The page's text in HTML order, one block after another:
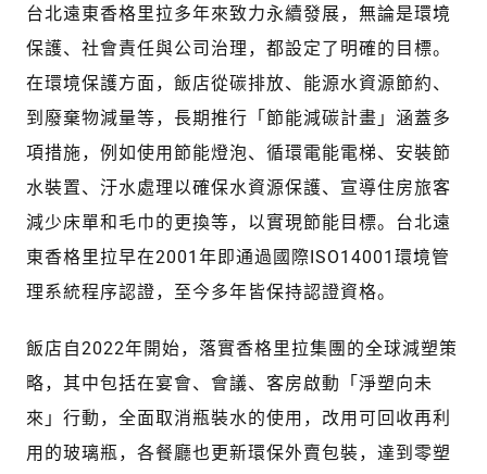
台北遠東香格里拉多年來致力永續發展，無論是環境
保護、社會責任與公司治理，都設定了明確的目標。
在環境保護方面，飯店從碳排放、能源水資源節約、
到廢棄物減量等，長期推行「節能減碳計畫」涵蓋多
項措施，例如使用節能燈泡、循環電能電梯、安裝節
水裝置、汙水處理以確保水資源保護、宣導住房旅客
減少床單和毛巾的更換等，以實現節能目標。台北遠
東香格里拉早在2001年即通過國際ISO14001環境管
理系統程序認證，至今多年皆保持認證資格。
飯店自2022年開始，落實香格里拉集團的全球減塑策
略，其中包括在宴會、會議、客房啟動「淨塑向未
來」行動，全面取消瓶裝水的使用，改用可回收再利
用的玻璃瓶，各餐廳也更新環保外賣包裝，達到零塑